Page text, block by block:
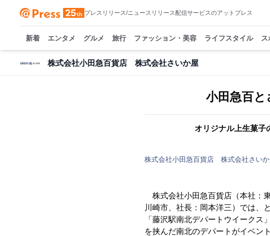
プレスリリース/ニュースリリース配信サービスのアットプレス
新着 エンタメ グルメ 旅行 ファッション・美容 ライフスタイル ス
株式会社小田急百貨店 株式会社さいか屋
小田急百と
オリジナル上生菓子
株式会社小田急百貨店 株式会社さい
株式会社小田急百貨店（本社：
川崎市、社長：岡本洋三）では、
「藤沢駅南北デパートウイーク
を挟んだ南北のデパートがイベン